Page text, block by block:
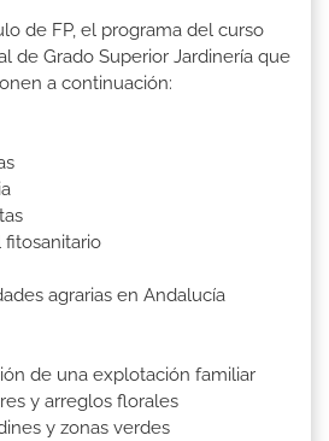
de FP, el programa del curso
de Grado Superior Jardinería que
a continuación:
agrarias en Andalucía
de una explotación familiar
y arreglos florales
y zonas verdes